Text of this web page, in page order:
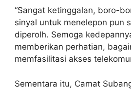
“Sangat ketinggalan, boro-
sinyal untuk menelepon pun
diperolh. Semoga
memberikan perhatian,
memfasilitasi akses
Sementara itu, Camat